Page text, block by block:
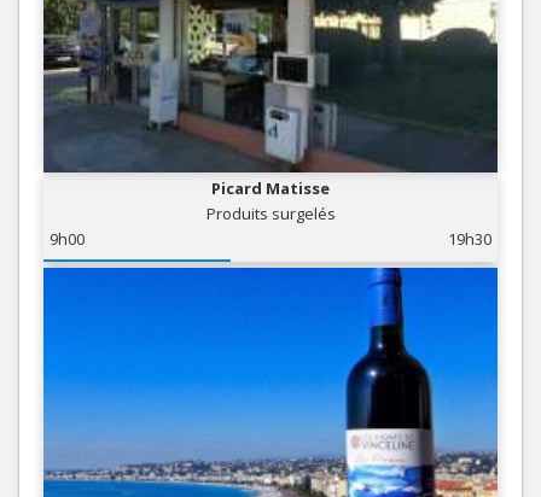
Picard Matisse
Produits surgelés
9h00
19h30